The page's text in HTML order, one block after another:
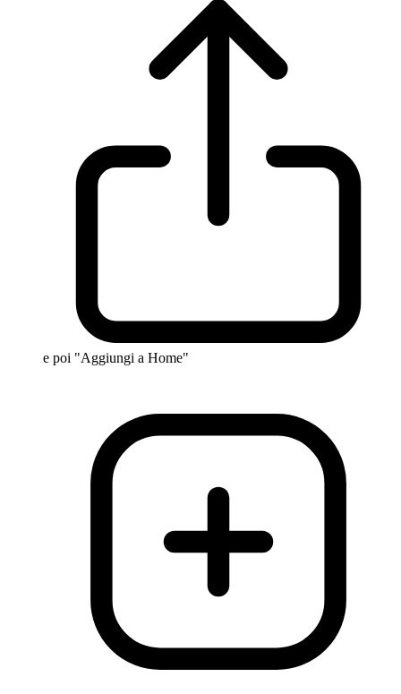
e poi "Aggiungi a Home"